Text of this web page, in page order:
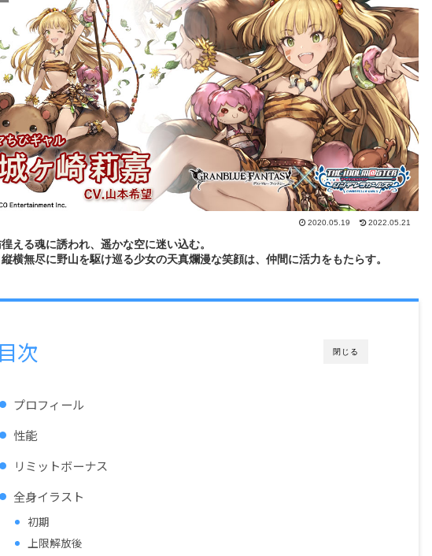
2020.05.19 2022.05.21
える魂に誘われ、遥かな空に迷い込む。
横無尽に野山を駆け巡る少女の天真爛漫な笑顔は、仲間に活力をもたらす。
閉じる
目次
プロフィール
性能
リミットボーナス
全身イラスト
初期
上限解放後